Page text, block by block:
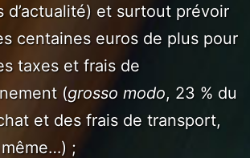
d’actualité) et surtout prévoir
centaines euros de plus pour
taxes et frais de
(grosso modo, 23 % du
et des frais de transport,
;